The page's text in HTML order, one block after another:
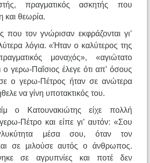
πραγματικός ασκητής που
και θεωρία.
που τον γνώρισαν εκφράζονται γι’
λόγια. «Ήταν ο καλύτερος της
μοναχός», «αγιώτατο
ο γερω-Παΐσιος έλεγε ότι απ’ όσους
ο γερω-Πέτρος ήταν σε ανώτερα
να γίνη υποτακτικός του.
ο Κατουνακιώτης είχε πολλή
Πέτρο και είπε γι’ αυτόν: «Σου
μέσα σου, όταν τον
σε μιλούσε αυτός ο άνθρωπος.
σε αγρυπνίες και ποτέ δεν